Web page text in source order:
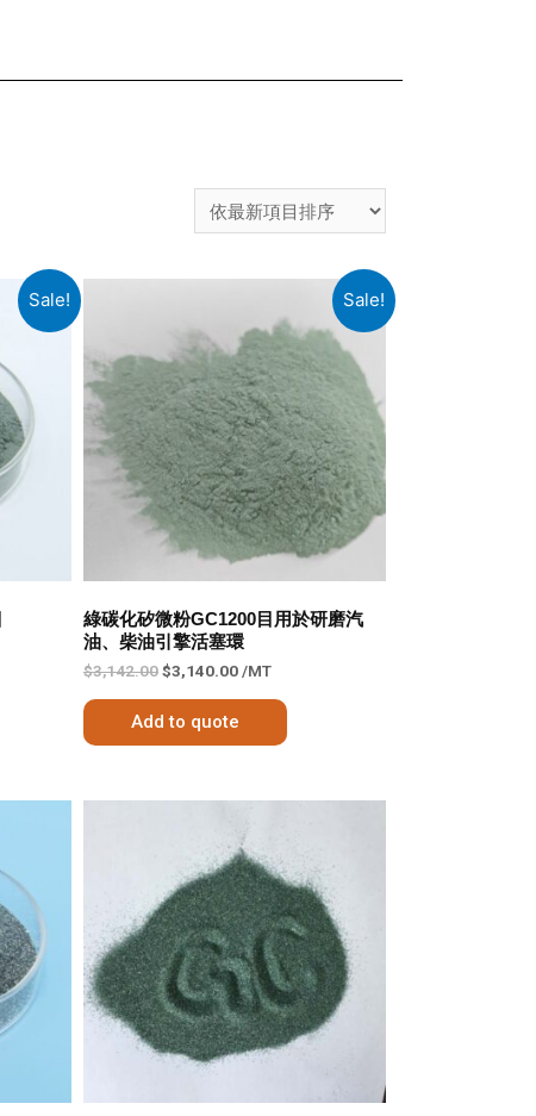
Sale! Sale!
綠碳化矽微粉GC1200目用於研磨汽
油、柴油引擎活塞環
$3,142.00$3,140.00/MT
Add to quote